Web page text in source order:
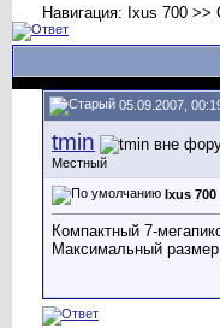
Навигация: Ixus 700 >>
05.09.2007,
tmin
Местный
Ixus 700
Компактный 7-
Максимальный